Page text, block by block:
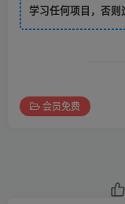
学习任何项目，否则
会员免费